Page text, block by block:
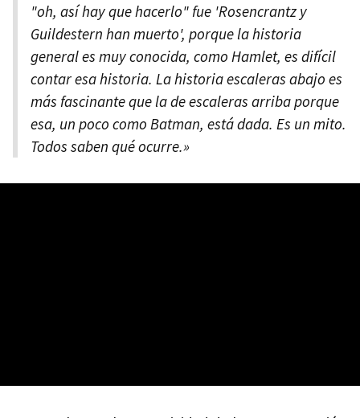
"oh, así hay que hacerlo" fue 'Rosencrantz y
Guildestern han muerto', porque la historia
general es muy conocida, como Hamlet, es difícil
contar esa historia. La historia escaleras abajo es
más fascinante que la de escaleras arriba porque
esa, un poco como Batman, está dada. Es un mito.
Todos saben qué ocurre.»